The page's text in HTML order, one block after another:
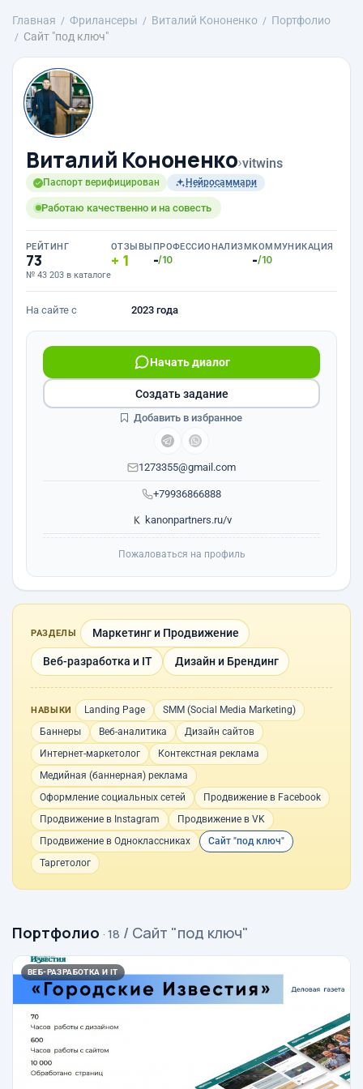
Главная Фрилансеры Виталий Кононенко
Портфолио
Сайт "под ключ"
Виталий Кононенко›vitwins
Паспорт верифицирован Нейросаммари
Работаю качественно и на совесть
РЕЙТИНГ
73
№ 43 203 в каталоге
ОТЗЫВЫ
1
ПРОФЕССИОНАЛИЗМ
-/10
КОММУНИКАЦИЯ
-/10
На сайте с 2023 года
+79936866888
Начать диалог
1273355@gmail.com
kanonpartners.ru/v
Создать задание
Добавить в избранное
Пожаловаться на профиль
РАЗДЕЛЫ Маркетинг и Продвижение
Веб-разработка и IT Дизайн и Брендинг
НАВЫКИ Landing Page
SMM (Social Media Marketing)
Баннеры
Веб-аналитика
Дизайн сайтов
Интернет-маркетолог
Контекстная реклама
Медийная (баннерная) реклама
Оформление социальных сетей
Продвижение в Facebook
Продвижение в Instagram
Продвижение в VK
Продвижение в Одноклассниках
Сайт "под ключ"
Таргетолог
Портфолио · 18 / Сайт "под ключ"
ВЕБ-РАЗРАБОТКА И IT